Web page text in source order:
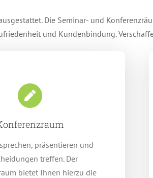
Die Seminar- und
und Kundenbindung.
präsentieren und
treffen. Der
bietet Ihnen hierzu die